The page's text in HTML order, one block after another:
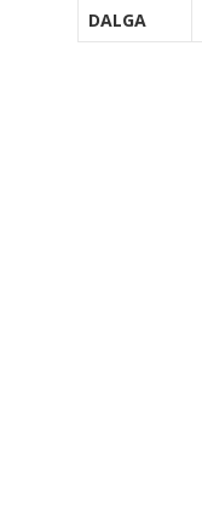
DALGA